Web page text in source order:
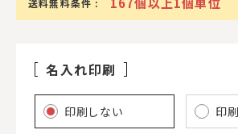
送料無料条件 :
名入れ印刷
印刷しない 印